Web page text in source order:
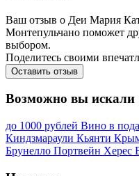
Ваш отзыв о Деи Мария
Монтепульчано поможет
выбором.
Поделитесь своими
Оставить отзыв
Возможно вы искали
до 1000 рублей Вино в
Киндзмараули Кьянти
Брунелло Портвейн Херес